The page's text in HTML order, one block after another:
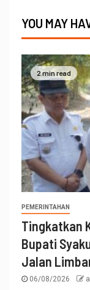
YOU MAY
2 min read
PEMERINTAHAN
Tingkatkan
Bupati
Jalan
06/08/2026